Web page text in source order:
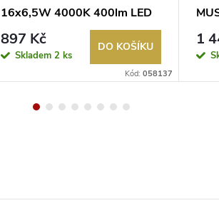
16x6,5W 4000K 400lm LED
SMD 5630 III 12V bílá
897 Kč
Skladem 2 ks
DO KOŠÍKU
Kód: 058137
1